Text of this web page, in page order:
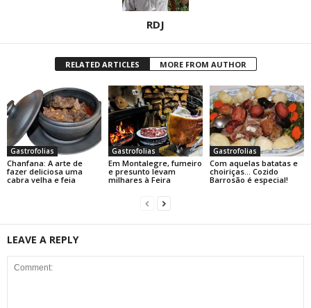
RDJ
RELATED ARTICLES MORE FROM AUTHOR
Gastrofolias
Chanfana: A arte de
fazer deliciosa uma
cabra velha e feia
Gastrofolias
Em Montalegre, fumeiro
e presunto levam
milhares à Feira
Gastrofolias
Com aquelas batatas e
choiriças… Cozido
Barrosão é especial!
LEAVE A REPLY